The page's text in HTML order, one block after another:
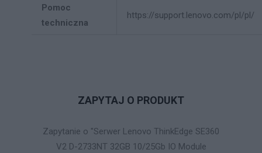
Pomoc
techniczna
https://support.lenovo.com/pl/pl/
ZAPYTAJ O PRODUKT
Zapytanie o "Serwer Lenovo ThinkEdge SE360
V2 D-2733NT 32GB 10/25Gb IO Module